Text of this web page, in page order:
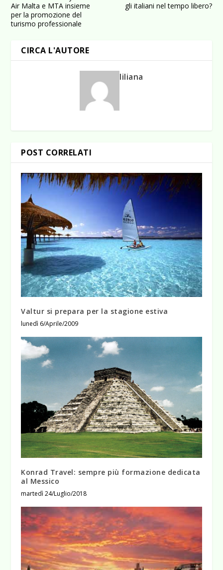
Air Malta e MTA insieme
per la promozione del
turismo professionale
gli italiani nel tempo libero?
CIRCA L'AUTORE
liliana
POST CORRELATI
Valtur si prepara per la stagione estiva
lunedì 6/Aprile/2009
Konrad Travel: sempre più formazione dedicata
al Messico
martedì 24/Luglio/2018